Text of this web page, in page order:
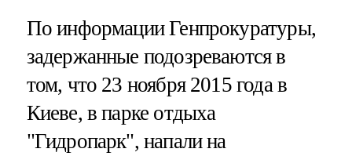
По информации Генпрокуратуры,
задержанные подозреваются в
том, что 23 ноября 2015 года в
Киеве, в парке отдыха
"Гидропарк", напали на